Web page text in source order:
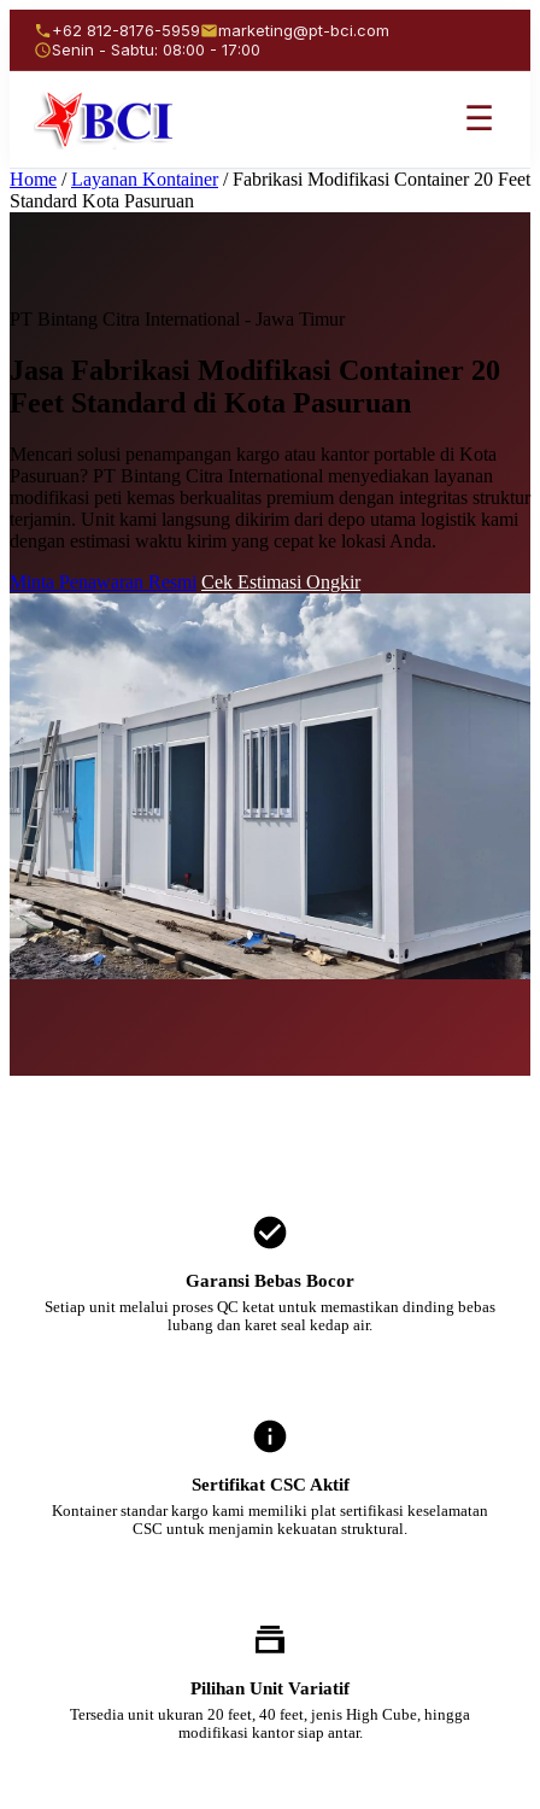
+62 812-8176-5959
marketing@pt-bci.com
Senin - Sabtu: 08:00 - 17:00
☰
Home / Layanan Kontainer / Fabrikasi Modifikasi Container 20 Feet
Standard Kota Pasuruan
PT Bintang Citra International - Jawa Timur
Jasa Fabrikasi Modifikasi Container 20
Feet Standard di Kota Pasuruan
Mencari solusi penampangan kargo atau kantor portable di Kota
Pasuruan? PT Bintang Citra International menyediakan layanan
modifikasi peti kemas berkualitas premium dengan integritas struktur
terjamin. Unit kami langsung dikirim dari depo utama logistik kami
dengan estimasi waktu kirim yang cepat ke lokasi Anda.
Minta Penawaran Resmi Cek Estimasi Ongkir
Garansi Bebas Bocor
Setiap unit melalui proses QC ketat untuk memastikan dinding bebas
lubang dan karet seal kedap air.
Sertifikat CSC Aktif
Kontainer standar kargo kami memiliki plat sertifikasi keselamatan
CSC untuk menjamin kekuatan struktural.
Pilihan Unit Variatif
Tersedia unit ukuran 20 feet, 40 feet, jenis High Cube, hingga
modifikasi kantor siap antar.